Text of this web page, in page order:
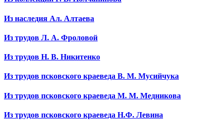
Из наследия Ал. Алтаева
Из трудов Л. А. Фроловой
Из трудов Н. В. Никитенко
Из трудов псковского краеведа В. М. Мусийчука
Из трудов псковского краеведа М. М. Медникова
Из трудов псковского краеведа Н.Ф. Левина